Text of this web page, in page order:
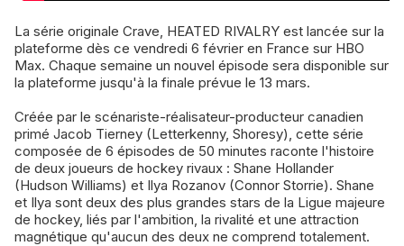
La série originale Crave, HEATED RIVALRY est lancée sur la
plateforme dès ce vendredi 6 février en France sur HBO
Max. Chaque semaine un nouvel épisode sera disponible sur
la plateforme jusqu'à la finale prévue le 13 mars.
Créée par le scénariste-réalisateur-producteur canadien
primé Jacob Tierney (Letterkenny, Shoresy), cette série
composée de 6 épisodes de 50 minutes raconte l'histoire
de deux joueurs de hockey rivaux : Shane Hollander
(Hudson Williams) et Ilya Rozanov (Connor Storrie). Shane
et Ilya sont deux des plus grandes stars de la Ligue majeure
de hockey, liés par l'ambition, la rivalité et une attraction
magnétique qu'aucun des deux ne comprend totalement.